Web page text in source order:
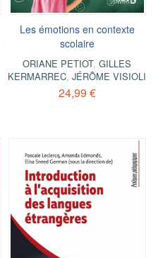
Les émotions en contexte
scolaire
ORIANE PETIOT,GILLES
KERMARREC,JÉRÔME VISIOLI
24,99 €